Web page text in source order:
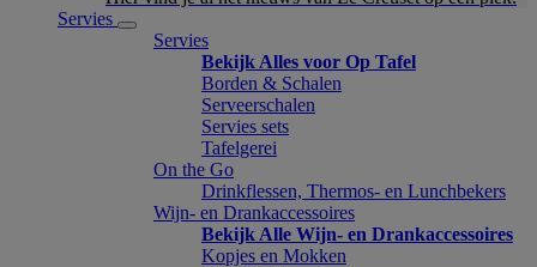
Servies
Servies
Bekijk Alles voor Op Tafel
Borden & Schalen
Serveerschalen
Servies sets
Tafelgerei
On the Go
Drinkflessen, Thermos- en Lunchbekers
Wijn- en Drankaccessoires
Bekijk Alle Wijn- en Drankaccessoires
Kopjes en Mokken